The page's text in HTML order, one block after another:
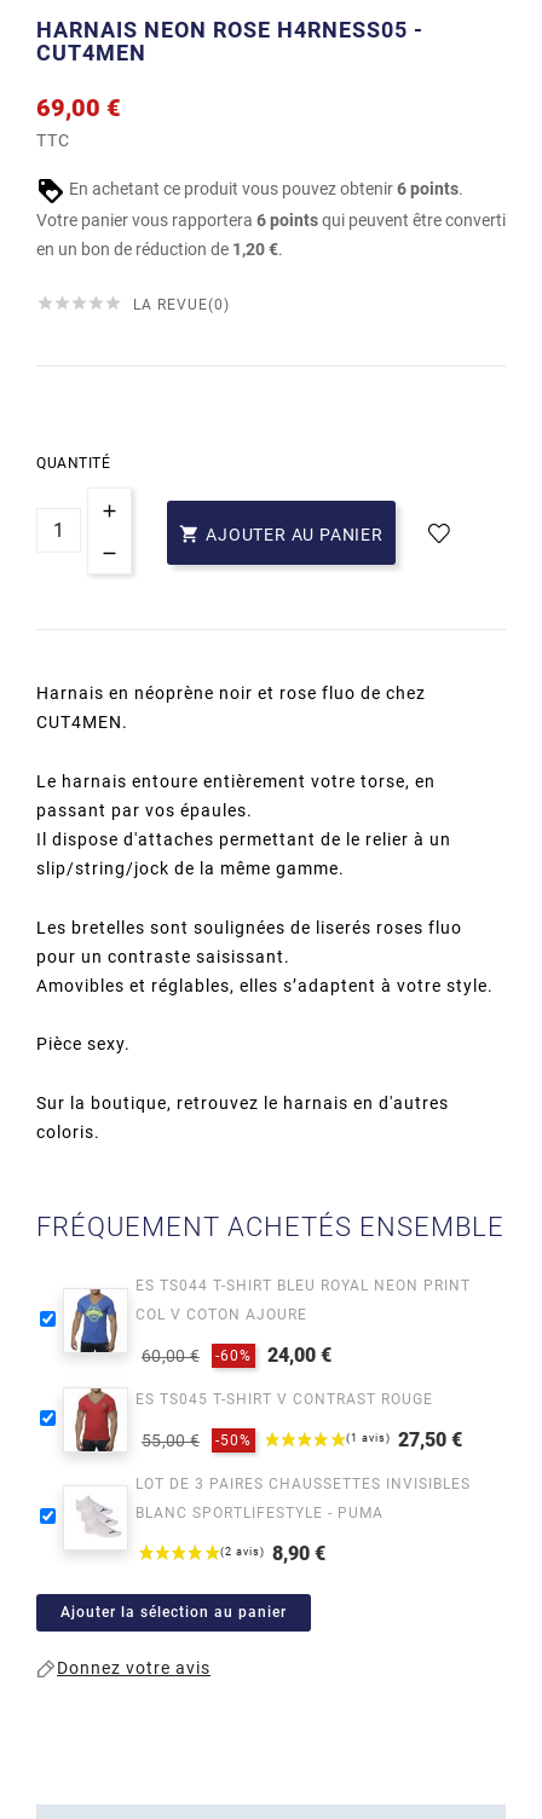
HARNAIS NEON ROSE H4RNESS05 -
CUT4MEN
69,00 €
TTC
En achetant ce produit vous pouvez obtenir6points.
Votre panier vous rapportera 6pointsqui peuvent être converti
en un bon de réduction de 1,20 €.
     LA REVUE(0)
QUANTITÉ
 AJOUTER AU PANIER
Harnais en néoprène noir et rose fluo de chez
CUT4MEN.
Le harnais entoure entièrement votre torse, en
passant par vos épaules.
Il dispose d'attaches permettant de le relier à un
slip/string/jock de la même gamme.
Les bretelles sont soulignées de liserés roses fluo
pour un contraste saisissant.
Amovibles et réglables, elles s’adaptent à votre style.
Pièce sexy.
Sur la boutique, retrouvez le harnais en d'autres
coloris.
FRÉQUEMENT ACHETÉS ENSEMBLE
ES TS044 T-SHIRT BLEU ROYAL NEON PRINT
COL V COTON AJOURE
Prix
​​
habituel
60,00 € -60%
Prix 24,00 €
ES TS045 T-SHIRT V CONTRAST ROUGE
Prix
habituel
55,00 € -50%
Prix 27,50 €
LOT DE 3 PAIRES CHAUSSETTES INVISIBLES
BLANC SPORTLIFESTYLE - PUMA
Prix 8,90 €
Ajouter la sélection au panier
Donnez votre avis